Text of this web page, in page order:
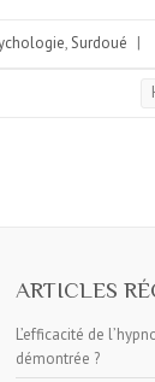
,Surdoué |
ARTICLES
L’efficacité de
démontrée ?